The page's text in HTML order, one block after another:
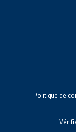
Politique de